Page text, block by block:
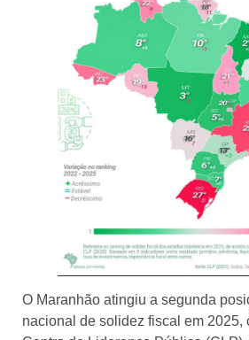
O Maranhão atingiu a segunda
nacional de solidez fiscal em 2025,